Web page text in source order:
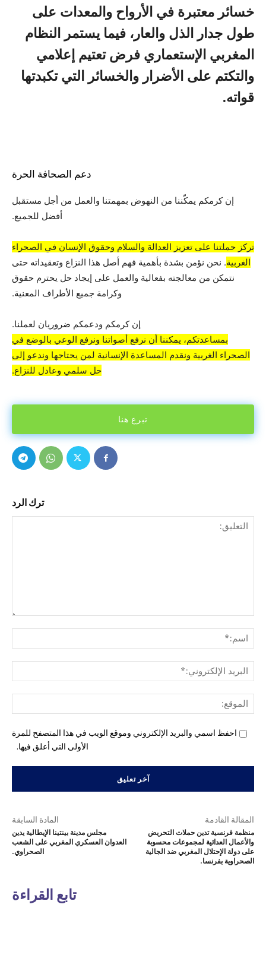
خسائر معتبرة في الأرواح والمعدات على
طول جدار الذل والعار، فيما يستمر النظام
المغربي الإستعماري فرض تعتيم إعلامي
والتكتم على الأضرار والخسائر التي تكبدتها
قواته.
دعم الصحافة الحرة
إن كرمكم يمكّننا من النهوض بمهمتنا والعمل من أجل مستقبل
أفضل للجميع.
تركز حملتنا على تعزيز العدالة والسلام وحقوق الإنسان في الصحراء
الغربية. نحن نؤمن بشدة بأهمية فهم أصل هذا النزاع وتعقيداته حتى
نتمكن من معالجته بفعالية والعمل على إيجاد حل يحترم حقوق
وكرامة جميع الأطراف المعنية.
إن كرمكم ودعمكم ضروريان لعملنا.
بمساعدتكم، يمكننا أن نرفع أصواتنا ونرفع الوعي بالوضع في
الصحراء الغربية ونقدم المساعدة الإنسانية لمن يحتاجها وندعو إلى
حل سلمي وعادل للنزاع.
تبرع هنا
ترك الرد
احفظ اسمي والبريد الإلكتروني وموقع الويب في هذا المتصفح للمرة
الأولى التي أعلق فيها.
المادة السابقة
مجلس مدينة بينتينا الإيطالية يدين
العدوان العسكري المغربي على الشعب
الصحراوي.
المقالة القادمة
منظمة فرنسية تدين حملات التحريض
والأعمال العدائية لمجموعات محسوبة
على دولة الإحتلال المغربي ضد الجالية
الصحراوية بفرنسا.
تابع القراءة